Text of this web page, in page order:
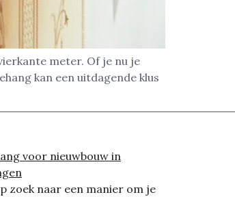
meter. Of je nu je
kan een uitdagende klus
voor nieuwbouw in
zoek naar een manier om je